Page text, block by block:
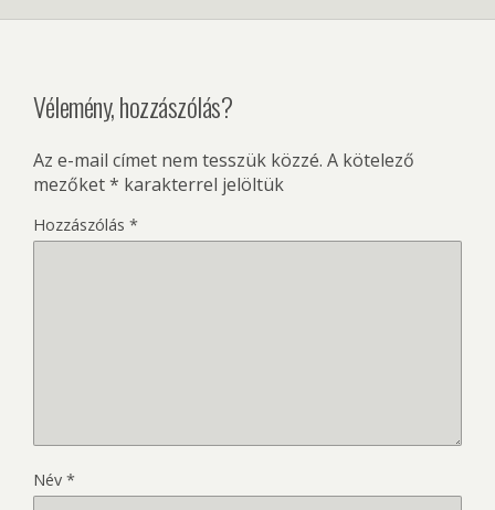
Vélemény, hozzászólás?
Az e-mail címet nem tesszük közzé. A kötelező
mezőket* karakterrel jelöltük
Hozzászólás *
Név *